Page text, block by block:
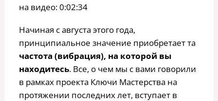
на видео: 0:02:34
Начиная с августа этого года,
принципиальное значение приобретает та
частота (вибрация), на которой вы
находитесь. Все, о чем мы с вами говорили
в рамках проекта Ключи Мастерства на
протяжении последних лет, вступает в